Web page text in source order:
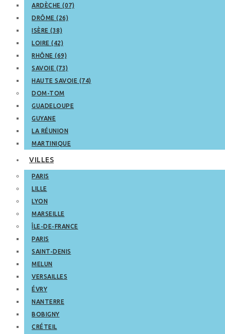
ARDÈCHE (07)
DRÔME (26)
ISÈRE (38)
LOIRE (42)
RHÔNE (69)
SAVOIE (73)
HAUTE SAVOIE (74)
DOM-TOM
GUADELOUPE
GUYANE
LA RÉUNION
MARTINIQUE
VILLES
PARIS
LILLE
LYON
MARSEILLE
ÎLE-DE-FRANCE
PARIS
SAINT-DENIS
MELUN
VERSAILLES
ÉVRY
NANTERRE
BOBIGNY
CRÉTEIL